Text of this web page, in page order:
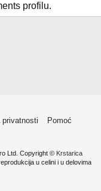
profilu.
privatnosti
Pomoć
Ltd. Copyright © Krstarica
u celini i u delovima